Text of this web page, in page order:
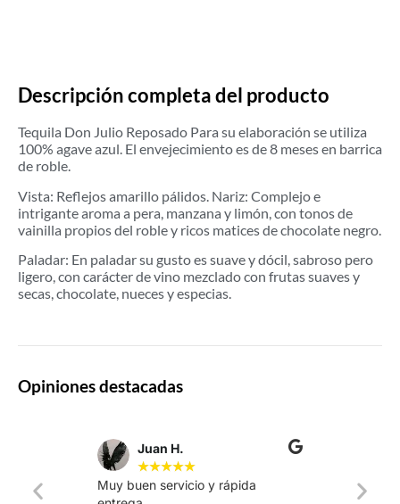
Descripción completa del producto
Tequila Don Julio Reposado Para su elaboración se utiliza
100% agave azul. El envejecimiento es de 8 meses en barrica
de roble.
Vista: Reflejos amarillo pálidos. Nariz: Complejo e
intrigante aroma a pera, manzana y limón, con tonos de
vainilla propios del roble y ricos matices de chocolate negro.
Paladar: En paladar su gusto es suave y dócil, sabroso pero
ligero, con carácter de vino mezclado con frutas suaves y
secas, chocolate, nueces y especias.
Opiniones destacadas
Juan H.
★★★★★
Muy buen servicio y rápida
La